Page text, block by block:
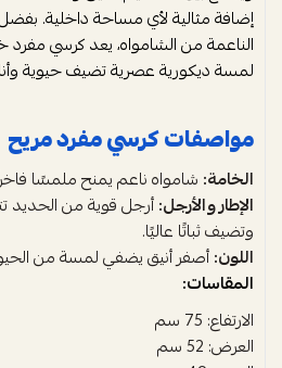
إضافة مثالية لأي مساحة داخلية.
الناعمة من الشامواه، يعد كرسي مفرد
لمسة ديكورية عصرية تضيف حيوية
مواصفات كرسي مفرد مريح
الخامة: شامواه ناعم يمنح ملمسًا
الإطار والأرجل:أرجل قوية من الحديد
وتضيف ثباتًا عاليًا.
اللون:أصفر أنيق يضفي لمسة من
المقاسات:
الارتفاع: 75 سم
العرض: 52 سم